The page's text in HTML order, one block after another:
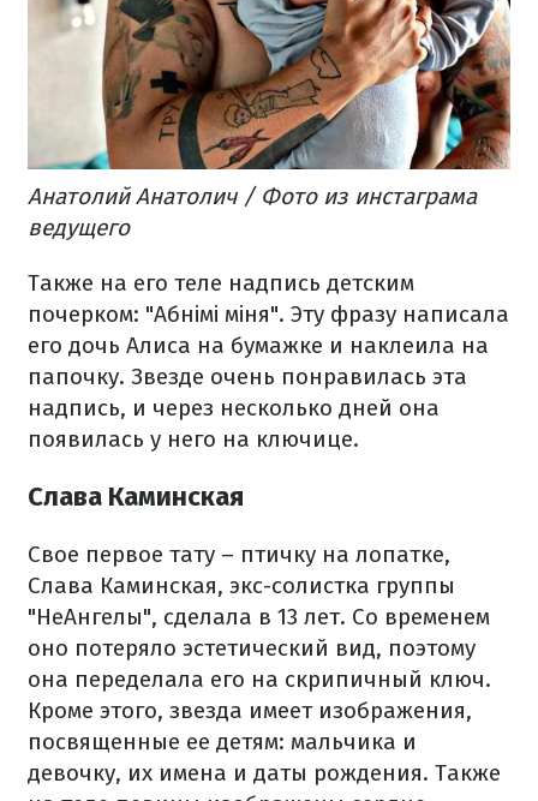
Анатолий Анатолич / Фото из инстаграма
ведущего
Также на его теле надпись детским
почерком: "Абнімі міня". Эту фразу написала
его дочь Алиса на бумажке и наклеила на
папочку. Звезде очень понравилась эта
надпись, и через несколько дней она
появилась у него на ключице.
Слава Каминская
Свое первое тату – птичку на лопатке,
Слава Каминская, экс-солистка группы
"НеАнгелы", сделала в 13 лет. Со временем
оно потеряло эстетический вид, поэтому
она переделала его на скрипичный ключ.
Кроме этого, звезда имеет изображения,
посвященные ее детям: мальчика и
девочку, их имена и даты рождения. Также